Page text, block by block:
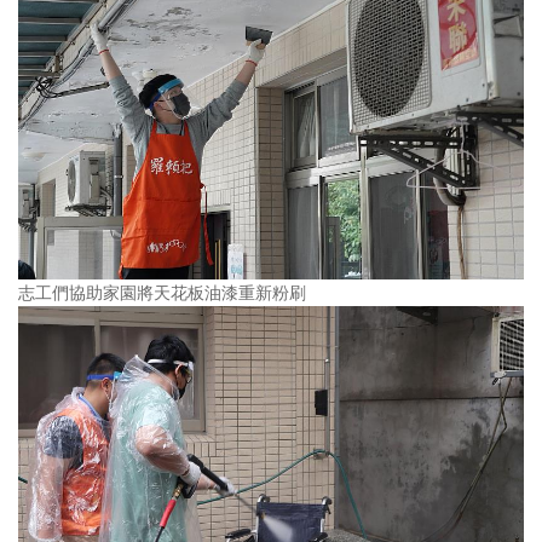
志工們協助家園將天花板油漆重新粉刷